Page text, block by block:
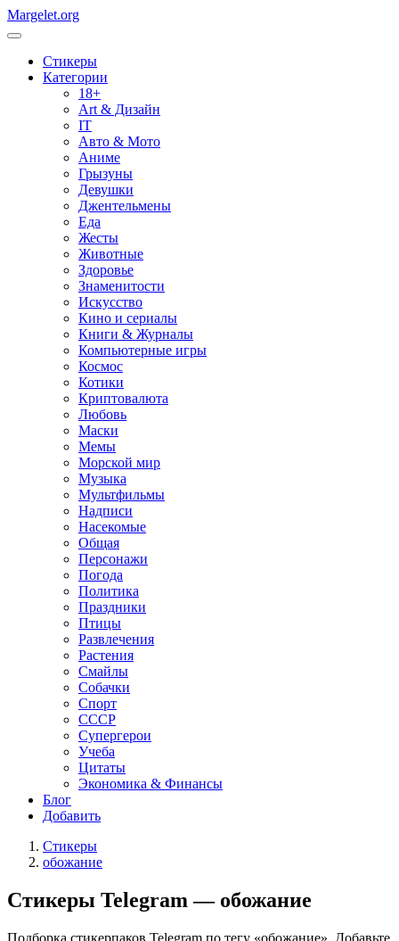
Margelet.org
Стикеры
Категории
18+
Art & Дизайн
IT
Авто & Мото
Аниме
Грызуны
Девушки
Джентельмены
Еда
Жесты
Животные
Здоровье
Знаменитости
Искусство
Кино и сериалы
Книги & Журналы
Компьютерные игры
Космос
Котики
Криптовалюта
Любовь
Маски
Мемы
Морской мир
Музыка
Мультфильмы
Надписи
Насекомые
Общая
Персонажи
Погода
Политика
Праздники
Птицы
Развлечения
Растения
Смайлы
Собачки
Спорт
СССР
Супергерои
Учеба
Цитаты
Экономика & Финансы
Блог
Добавить
Стикеры
обожание
Стикеры Telegram — обожание
Подборка стикерпаков Telegram по тегу «обожание». Добавьте